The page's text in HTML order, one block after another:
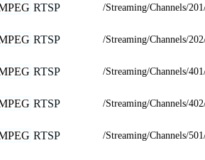
RTSP /Streaming/Channels/
RTSP /Streaming/Channels/
RTSP /Streaming/Channels/
RTSP /Streaming/Channels/
RTSP /Streaming/Channels/